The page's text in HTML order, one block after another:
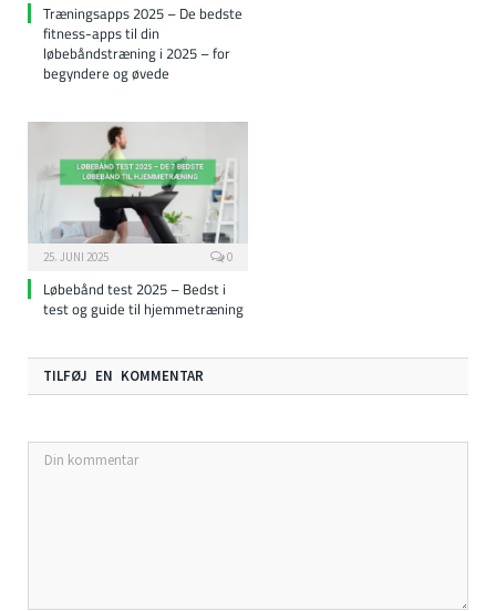
Træningsapps 2025 – De bedste
fitness-apps til din
løbebåndstræning i 2025 – for
begyndere og øvede
25. JUNI 2025 0
Løbebånd test 2025 – Bedst i
test og guide til hjemmetræning
TILFØJ EN KOMMENTAR